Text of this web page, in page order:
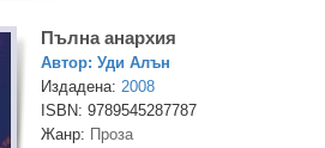
Пълна анархия
Автор: Уди Алън
Издадена: 2008
ISBN: 9789545287787
Жанр: Проза